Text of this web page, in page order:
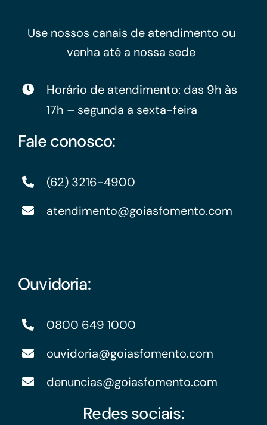
Use nossos canais de atendimento ou
venha até a nossa sede
Horário de atendimento: das 9h às
17h – segunda a sexta-feira
Fale conosco:
(62) 3216-4900
atendimento@goiasfomento.com
Ouvidoria:
0800 649 1000
ouvidoria@goiasfomento.com
denuncias@goiasfomento.com
Redes sociais: